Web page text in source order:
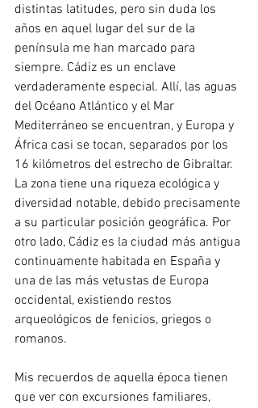
distintas latitudes, pero sin duda los
años en aquel lugar del sur de la
península me han marcado para
siempre. Cádiz es un enclave
verdaderamente especial. Allí, las aguas
del Océano Atlántico y el Mar
Mediterráneo se encuentran, y Europa y
África casi se tocan, separados por los
16 kilómetros del estrecho de Gibraltar.
La zona tiene una riqueza ecológica y
diversidad notable, debido precisamente
a su particular posición geográfica. Por
otro lado, Cádiz es la ciudad más antigua
continuamente habitada en España y
una de las más vetustas de Europa
occidental, existiendo restos
arqueológicos de fenicios, griegos o
romanos.
Mis recuerdos de aquella época tienen
que ver con excursiones familiares,